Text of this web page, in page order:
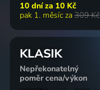
10 dní za 10 Kč
pak 1. měsíc za 309 Kč
KLASIK
Nepřekonatelný
poměr cena/výkon